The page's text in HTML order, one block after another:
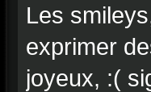
Les
exprimer
joyeux, :(